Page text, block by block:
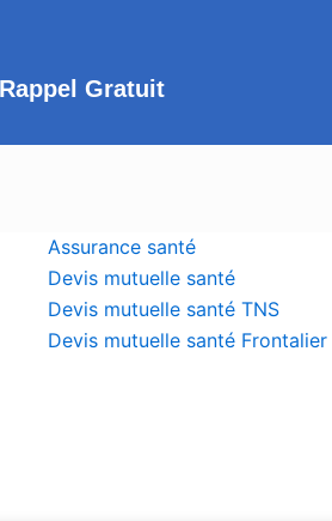
Rappel Gratuit
Assurance santé
Devis mutuelle santé
Devis mutuelle santé TNS
Devis mutuelle santé Frontalier